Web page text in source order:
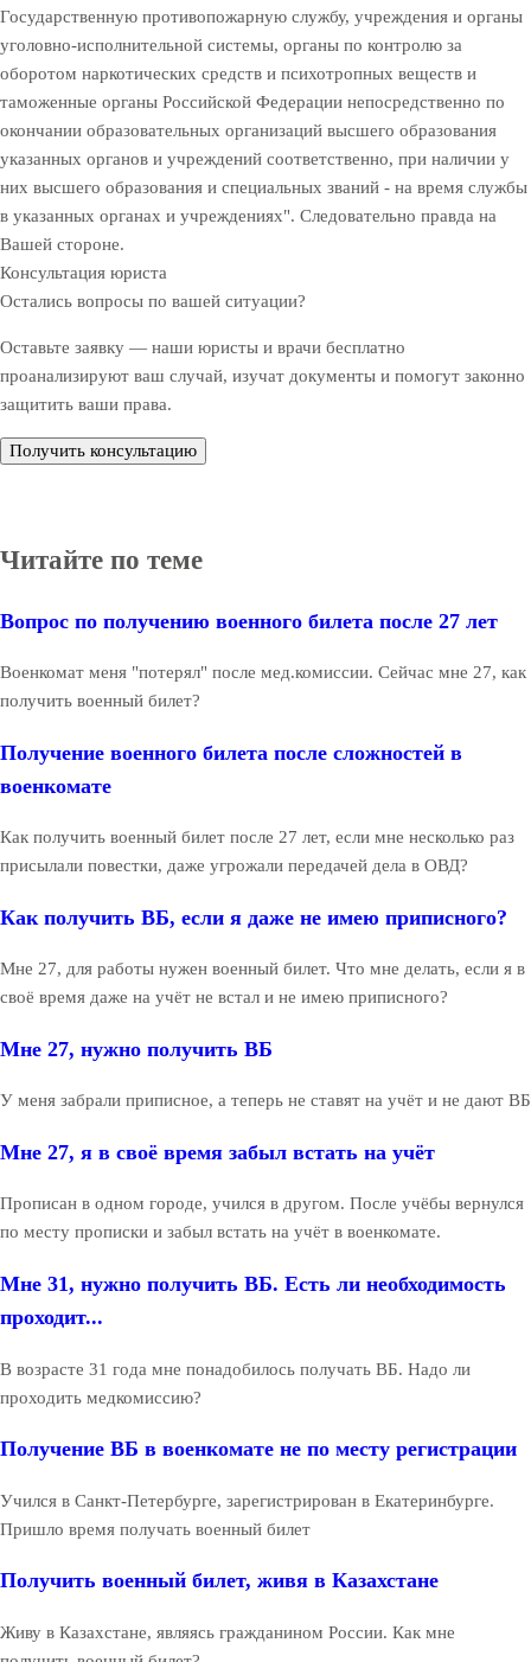
Государственную противопожарную службу, учреждения и органы
уголовно-исполнительной системы, органы по контролю за
оборотом наркотических средств и психотропных веществ и
таможенные органы Российской Федерации непосредственно по
окончании образовательных организаций высшего образования
указанных органов и учреждений соответственно, при наличии у
них высшего образования и специальных званий - на время службы
в указанных органах и учреждениях". Следовательно правда на
Вашей стороне.
Консультация юриста
Остались вопросы по вашей ситуации?
Оставьте заявку — наши юристы и врачи бесплатно
проанализируют ваш случай, изучат документы и помогут законно
защитить ваши права.
Получить консультацию
Читайте по теме
Вопрос по получению военного билета после 27 лет
Военкомат меня "потерял" после мед.комиссии. Сейчас мне 27, как
получить военный билет?
Получение военного билета после сложностей в
военкомате
Как получить военный билет после 27 лет, если мне несколько раз
присылали повестки, даже угрожали передачей дела в ОВД?
Как получить ВБ, если я даже не имею приписного?
Мне 27, для работы нужен военный билет. Что мне делать, если я в
своё время даже на учёт не встал и не имею приписного?
Мне 27, нужно получить ВБ
У меня забрали приписное, а теперь не ставят на учёт и не дают ВБ
Мне 27, я в своё время забыл встать на учёт
Прописан в одном городе, учился в другом. После учёбы вернулся
по месту прописки и забыл встать на учёт в военкомате.
Мне 31, нужно получить ВБ. Есть ли необходимость
проходит...
В возрасте 31 года мне понадобилось получать ВБ. Надо ли
проходить медкомиссию?
Получение ВБ в военкомате не по месту регистрации
Учился в Санкт-Петербурге, зарегистрирован в Екатеринбурге.
Пришло время получать военный билет
Получить военный билет, живя в Казахстане
Живу в Казахстане, являясь гражданином России. Как мне